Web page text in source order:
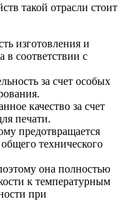
такой отрасли стоит
изготовления и
в соответствии с
за счет особых
качество за счет
печати.
предотвращается
технического
она полностью
к температурным
при